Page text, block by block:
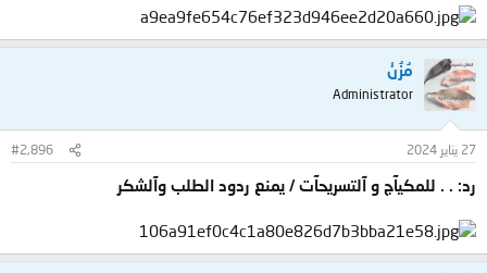
مُزُنْ
Administrator
27 يناير 2024 #2,896
رد: . . للمكيآج و آلتسريحآت / يمنع ردود الطلب وآلشكر